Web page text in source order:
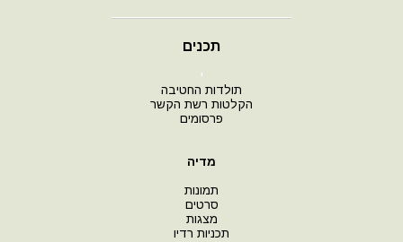
תכנים
י
תולדות החטיבה
הקלטות רשת הקשר
פרסומים
מדיה
תמונות
סרטים
מצגות
תכניות רדיו